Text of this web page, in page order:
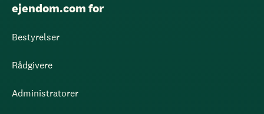
ejendom.com for
Bestyrelser
Rådgivere
Administratorer